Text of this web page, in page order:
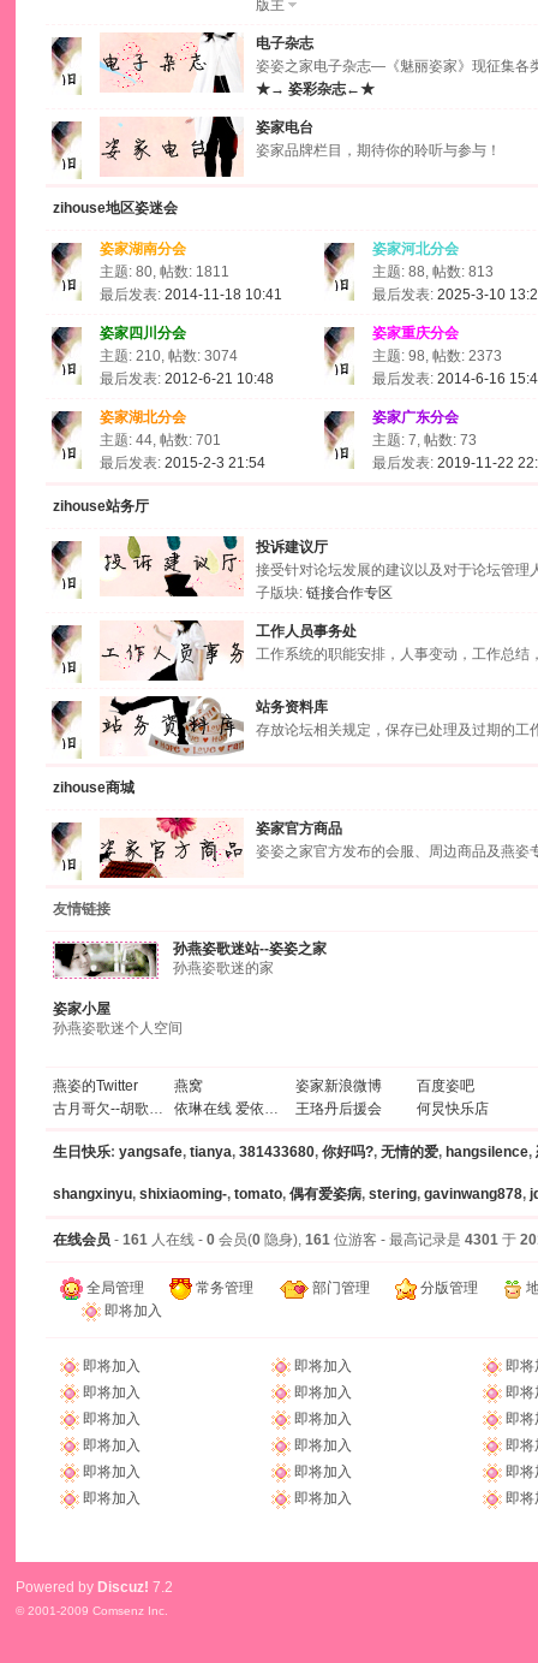
版主
电子杂志
姿姿之家电子杂志—《魅丽姿家》现征集各
★→ 姿彩杂志←★
姿家电台
姿家品牌栏目，期待你的聆听与参与！
zihouse地区姿迷会
姿家湖南分会
主题: 80, 帖数: 1811
最后发表: 2014-11-18 10:41
姿家河北分会
主题: 88, 帖数: 813
最后发表: 2025-3-10
姿家四川分会
主题: 210, 帖数: 3074
最后发表: 2012-6-21 10:48
姿家重庆分会
主题: 98, 帖数: 2373
最后发表: 2014-6-16
姿家湖北分会
主题: 44, 帖数: 701
最后发表: 2015-2-3 21:54
姿家广东分会
主题: 7, 帖数: 73
最后发表: 2019-11-22
zihouse站务厅
投诉建议厅
接受针对论坛发展的建议以及对于论坛管理
子版块: 链接合作专区
工作人员事务处
工作系统的职能安排，人事变动，工作总结
站务资料库
存放论坛相关规定，保存已处理及过期的工
zihouse商城
姿家官方商品
姿姿之家官方发布的会服、周边商品及燕姿
友情链接
孙燕姿歌迷站--姿姿之家
孙燕姿歌迷的家
姿家小屋
孙燕姿歌迷个人空间
燕姿的Twitter 燕窝 姿家新浪微博 百度姿吧
古月哥欠--胡歌官方论坛
依琳在线 爱依无限 王珞丹后援会 何炅快乐店
生日快乐: yangsafe, tianya, 381433680, 你好吗?, 无情的爱, hangsilence,
shangxinyu, shixiaoming-, tomato, 偶有爱姿病, stering, gavinwang878,
在线会员 - 161人在线 - 0会员(0隐身), 161位游客 - 最高记录是 4301于
全局管理 常务管理 部门管理 分版管理
即将加入
即将加入 即将加入
即将
即将加入
即将加入
即将
即将加入
即将加入
即将
即将加入
即将加入
即将
即将加入
即将加入
即将
即将加入
即将加入 即将
Powered by Discuz! 7.2
© 2001-2009 Comsenz Inc.